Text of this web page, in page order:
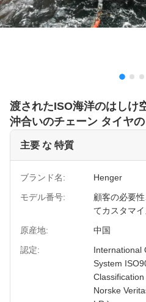
渡されたISO海洋のはしけ
沖合いのチェーン タイヤ
主要 な 特質
ブランド名:
Henger
モデル番号:
顧客の必要
てカスタマ
原産地:
中国
認定:
International
System
Norske